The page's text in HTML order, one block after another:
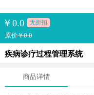
￥0.0 无折扣
原价￥0.0
疾病诊疗过程管理系统
商品详情